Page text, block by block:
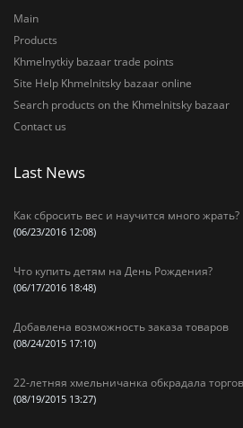
Main
Products
Khmelnytkiy bazaar trade points
Site Help Khmelnitsky bazaar online
Search products on the Khmelnitsky bazaar
Contact us
Last News
Как сбросить вес и научится много жрать?
(06/23/2016 12:08)
Что купить детям на День Рождения?
(06/17/2016 18:48)
Добавлена возможность заказа товаров
(08/24/2015 17:10)
22-летняя хмельничанка обкрадала
(08/19/2015 13:27)